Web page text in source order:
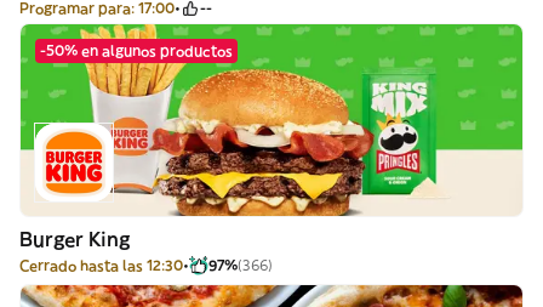
Programar para: 17:00 --
-50% en algunos productos
Burger King
Cerrado hasta las 12:30 97%(366)